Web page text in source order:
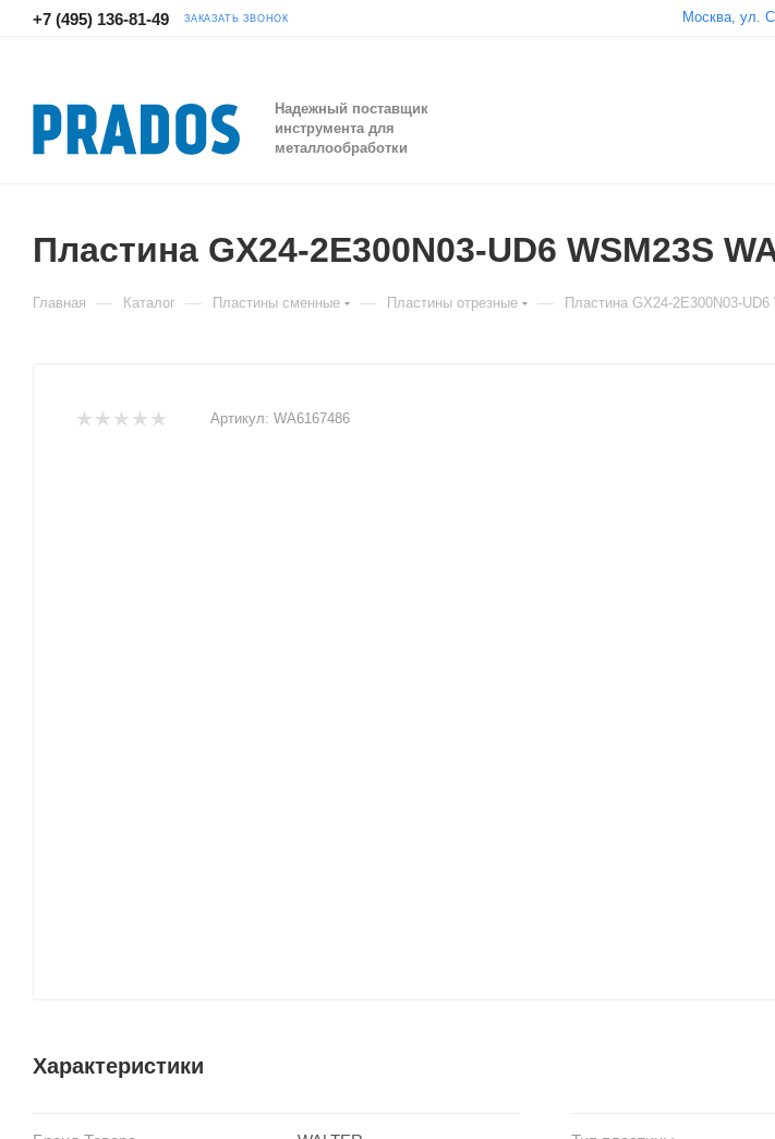
+7 (495) 136-81-49 ЗАКАЗАТЬ ЗВОНОК Москва, ул.
Надежный поставщик
инструмента для
металлообработки
Пластина GX24-2E300N03-UD6 WSM23S
Главная — Каталог — Пластины сменные — Пластины отрезные — Пластина GX24-2E300N03-
Артикул: WA6167486
Характеристики